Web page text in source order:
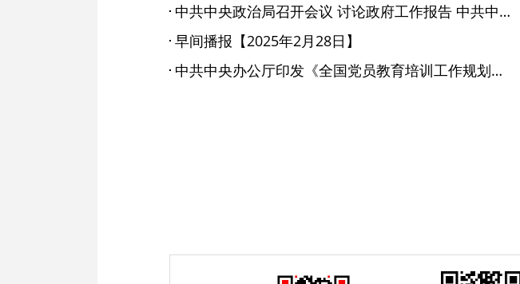
中共中央政治局召开会议 讨论政府工作报告 中共中央总书记习近平主持会议
早间播报【2025年2月28日】
中共中央办公厅印发《全国党员教育培训工作规划（2024－2028年）》